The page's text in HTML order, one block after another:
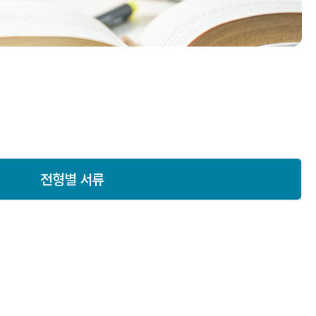
전형별 서류